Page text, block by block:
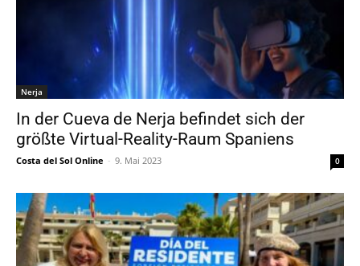
Nerja
In der Cueva de Nerja befindet sich der
größte Virtual-Reality-Raum Spaniens
Costa del Sol Online - 9. Mai 2023 0